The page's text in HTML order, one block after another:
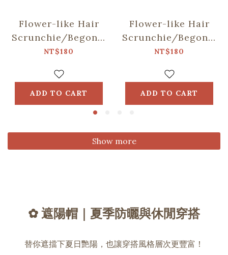
Flower-like Hair
Scrunchie/Begonia
Glass & Old
Purple
NT$180
ADD TO CART
Flower-like Hair
Scrunchie/Begonia
Glass & Old
Tile/Spring Plum
Red
NT$180
ADD TO CART
Show more
✿ 遮陽帽｜夏季防曬與休閒穿搭
替你遮擋下夏日艷陽，也讓穿搭風格層次更豐富！